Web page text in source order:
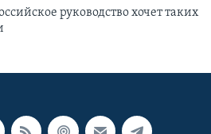
руководство хочет таких